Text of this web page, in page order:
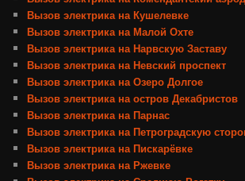
Вызов электрика на Кушелевке
Вызов электрика на Малой Охте
Вызов электрика на Нарвскую Заставу
Вызов электрика на Невский проспект
Вызов электрика на Озеро Долгое
Вызов электрика на остров Декабристов
Вызов электрика на Парнас
Вызов электрика на Петроградскую
Вызов электрика на Пискарёвке
Вызов электрика на Ржевке